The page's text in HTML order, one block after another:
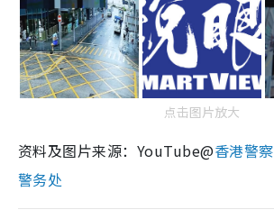
点击图片放大
资料及图片来源：YouTube@香港警察
警务处